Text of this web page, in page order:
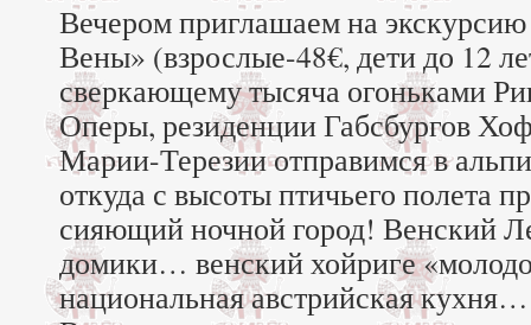
Вечером приглашаем на
Вены» (взрослые-48€, дети до 12
сверкающему тысяча огоньками
Оперы, резиденции Габсбургов
Марии-Терезии отправимся в
откуда с высоты птичьего полета
сияющий ночной город! Венский
домики… венский хойриге
национальная австрийская